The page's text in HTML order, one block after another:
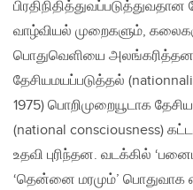
வாழ்வியல் முறைகளும்,
பொதுவெளியை
தேசியமயப்படுத்தல்
1975) பொறிமுறையூடாக
(national consciousness)
உதவி புரிந்தன. வடக்கில்
‘தென்னை மரமும்’ பொதுவாக